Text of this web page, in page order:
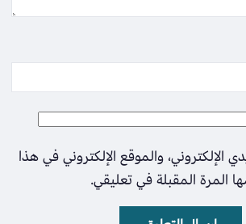
الإلكتروني، والموقع الإلكتروني في هذا
المرة المقبلة في تعليقي.